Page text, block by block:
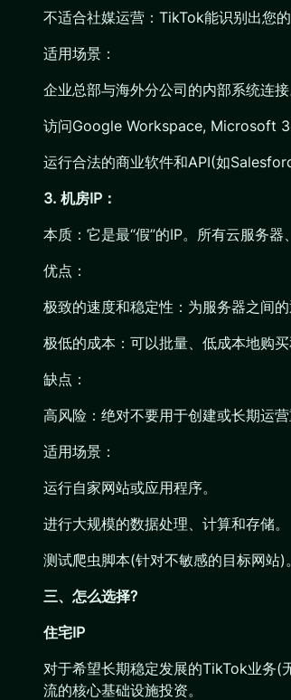
不适合社媒运营：TikTok能识别出您
适用场景：
企业总部与海外分公司的内部系统连接
访问Google Workspace, Microsoft
运行合法的商业软件和API(如
3. 机房IP：
本质：它是最“假”的IP。所有云服务
优点：
极致的速度和稳定性：为服务器之间的
极低的成本：可以批量、低成本地购买
缺点：
高风险：绝对不要用于创建或长期运
适用场景：
运行自家网站或应用程序。
进行大规模的数据处理、计算和存储。
测试爬虫脚本(针对不敏感的目标网站)。
三、怎么选择?
住宅IP
对于希望长期稳定发展的TikTok业务(
流的核心基础设施投资。